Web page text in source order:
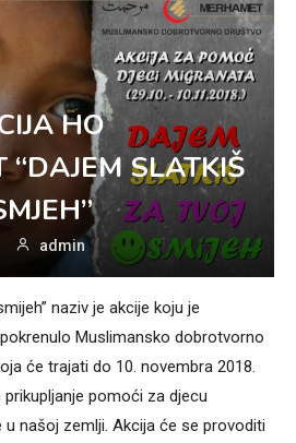
HO
“DAJEM SLATKIŠ
admin
naziv je akcije koju je
Muslimansko dobrotvorno
će trajati do 10. novembra 2018.
pomoći za djecu
našoj zemlji. Akcija će se provoditi